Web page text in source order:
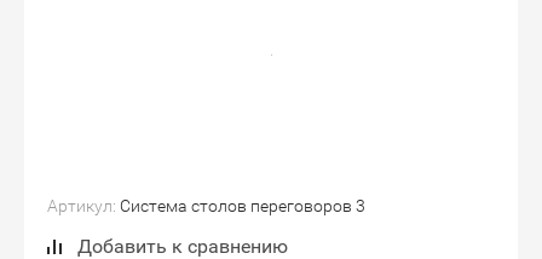
Артикул: Система столов переговоров 3
Добавить к сравнению